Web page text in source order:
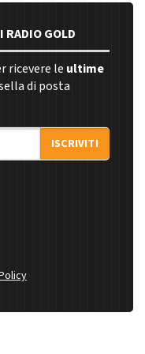
RADIO GOLD
ricevere le ultime
di posta
ISCRIVITI